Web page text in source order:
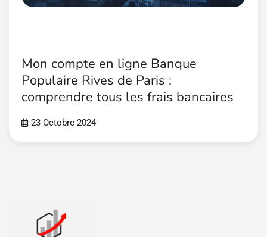
Mon compte en ligne Banque
Populaire Rives de Paris :
comprendre tous les frais bancaires
23 Octobre 2024